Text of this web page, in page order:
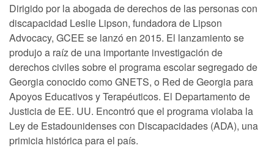
Dirigido por la abogada de derechos de las personas con
discapacidad Leslie Lipson, fundadora de Lipson
Advocacy, GCEE se lanzó en 2015. El lanzamiento se
produjo a raíz de una importante investigación de
derechos civiles sobre el programa escolar segregado de
Georgia conocido como GNETS, o Red de Georgia para
Apoyos Educativos y Terapéuticos. El Departamento de
Justicia de EE. UU. Encontró que el programa violaba la
Ley de Estadounidenses con Discapacidades (ADA), una
primicia histórica para el país.